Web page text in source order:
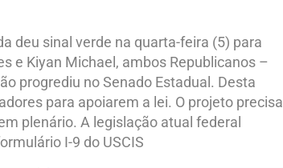
deu sinal verde na quarta-feira (5) para
e Kiyan Michael, ambos Republicanos –
progrediu no Senado Estadual. Desta
para apoiarem a lei. O projeto precisa
plenário. A legislação atual federal
I-9 do USCIS